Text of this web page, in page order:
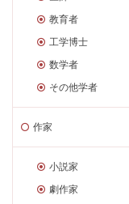
教育者
工学博士
数学者
その他学者
作家
小説家
劇作家